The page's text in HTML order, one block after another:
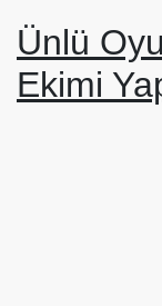
Ünlü
Ekimi